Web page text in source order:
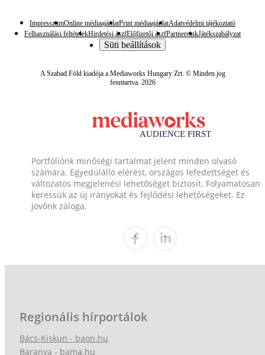
ImpresszumOnline médiaajánlatPrint médiaajánlatAdatvédelmi tájékoztató
Felhasználási feltételekHirdetési ászfElőfizetői ászfPartnereinkJátékszabályzat
Süti beállítások
A Szabad Föld kiadója a Mediaworks Hungary Zrt. © Minden jog
fenntartva. 2026
Portfóliónk minőségi tartalmat jelent minden olvasó
számára. Egyedülálló elérést, országos lefedettséget és
változatos megjelenési lehetőséget biztosít. Folyamatosan
keressük az új irányokat és fejlődési lehetőségeket. Ez
jövőnk záloga.
Regionális hírportálok
Bács-Kiskun - baon.hu
Baranya - bama.hu